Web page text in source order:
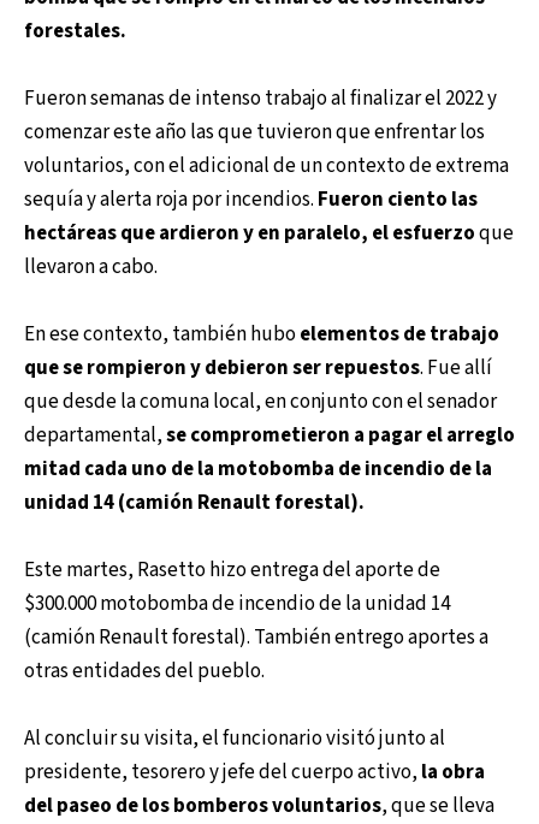
forestales.
Fueron semanas de intenso trabajo al finalizar el 2022 y
comenzar este año las que tuvieron que enfrentar los
voluntarios, con el adicional de un contexto de extrema
sequía y alerta roja por incendios. Fueron ciento las
hectáreas que ardieron y en paralelo, el esfuerzoque
llevaron a cabo.
En ese contexto, también huboelementos de trabajo
que se rompieron y debieron ser repuestos. Fue allí
que desde la comuna local, en conjunto con el senador
departamental,se comprometieron a pagar el arreglo
mitad cada uno de la motobomba de incendio de la
unidad 14 (camión Renault forestal).
Este martes, Rasetto hizo entrega del aporte de
$300.000 motobomba de incendio de la unidad 14
(camión Renault forestal). También entrego aportes a
otras entidades del pueblo.
Al concluir su visita, el funcionario visitó junto al
presidente, tesorero y jefe del cuerpo activo, la obra
del paseo de los bomberos voluntarios, que se lleva